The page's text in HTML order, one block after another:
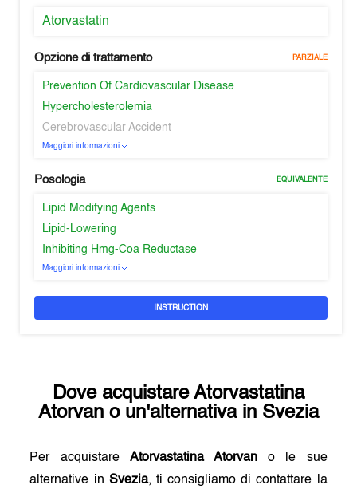
Atorvastatin
Opzione di trattamento PARZIALE
Prevention Of Cardiovascular Disease
Hypercholesterolemia
Cerebrovascular Accident
Maggiori informazioni
Posologia EQUIVALENTE
Lipid Modifying Agents
Lipid-Lowering
Inhibiting Hmg-Coa Reductase
Maggiori informazioni
INSTRUCTION
Dove acquistare Atorvastatina
Atorvan o un'alternativa in Svezia
Per acquistare Atorvastatina Atorvan o le sue
alternative in Svezia, ti consigliamo di contattare la